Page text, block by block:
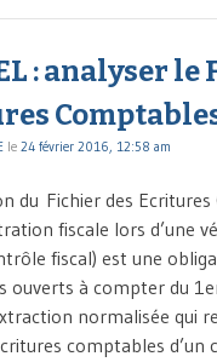
: analyser le
le 24 février 2016, 12:58 am
du Fichier des
fiscale lors d’une
fiscal) est une
ouverts à compter du
normalisée qui
comptables d’un